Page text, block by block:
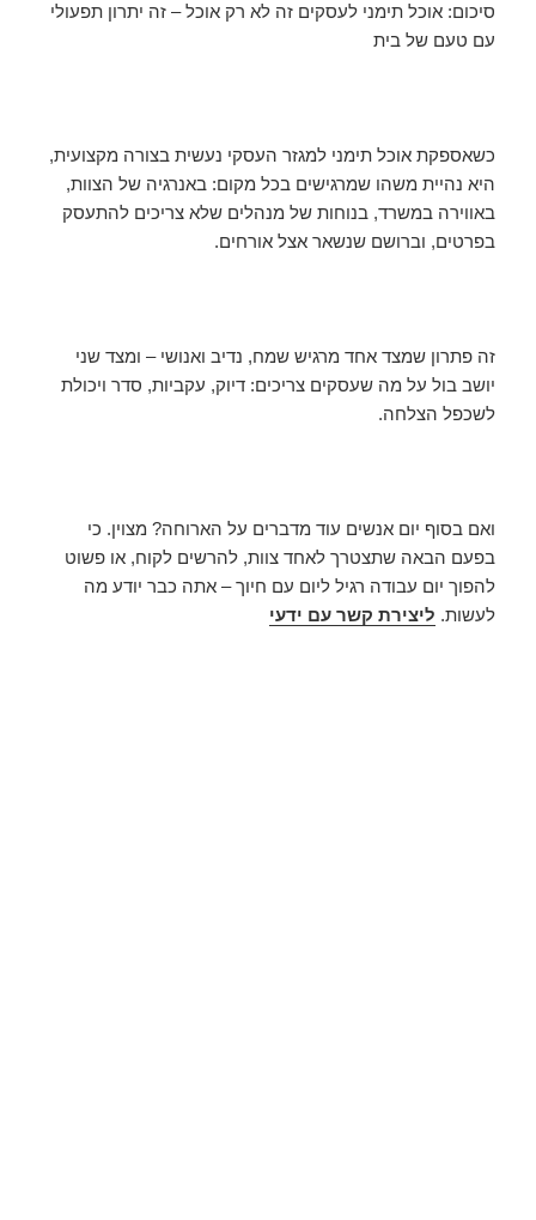
סיכום: אוכל תימני לעסקים זה לא רק אוכל – זה יתרון תפעולי
עם טעם של בית
כשאספקת אוכל תימני למגזר העסקי נעשית בצורה מקצועית,
היא נהיית משהו שמרגישים בכל מקום: באנרגיה של הצוות,
באווירה במשרד, בנוחות של מנהלים שלא צריכים להתעסק
בפרטים, וברושם שנשאר אצל אורחים.
זה פתרון שמצד אחד מרגיש שמח, נדיב ואנושי – ומצד שני
יושב בול על מה שעסקים צריכים: דיוק, עקביות, סדר ויכולת
לשכפל הצלחה.
ואם בסוף יום אנשים עוד מדברים על הארוחה? מצוין. כי
בפעם הבאה שתצטרך לאחד צוות, להרשים לקוח, או פשוט
להפוך יום עבודה רגיל ליום עם חיוך – אתה כבר יודע מה
לעשות. ליצירת קשר עם ידעי